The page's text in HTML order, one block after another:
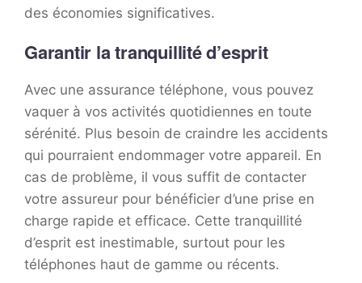
des économies significatives.
Garantir la tranquillité d’esprit
Avec une assurance téléphone, vous pouvez
vaquer à vos activités quotidiennes en toute
sérénité. Plus besoin de craindre les accidents
qui pourraient endommager votre appareil. En
cas de problème, il vous suffit de contacter
votre assureur pour bénéficier d’une prise en
charge rapide et efficace. Cette tranquillité
d’esprit est inestimable, surtout pour les
téléphones haut de gamme ou récents.